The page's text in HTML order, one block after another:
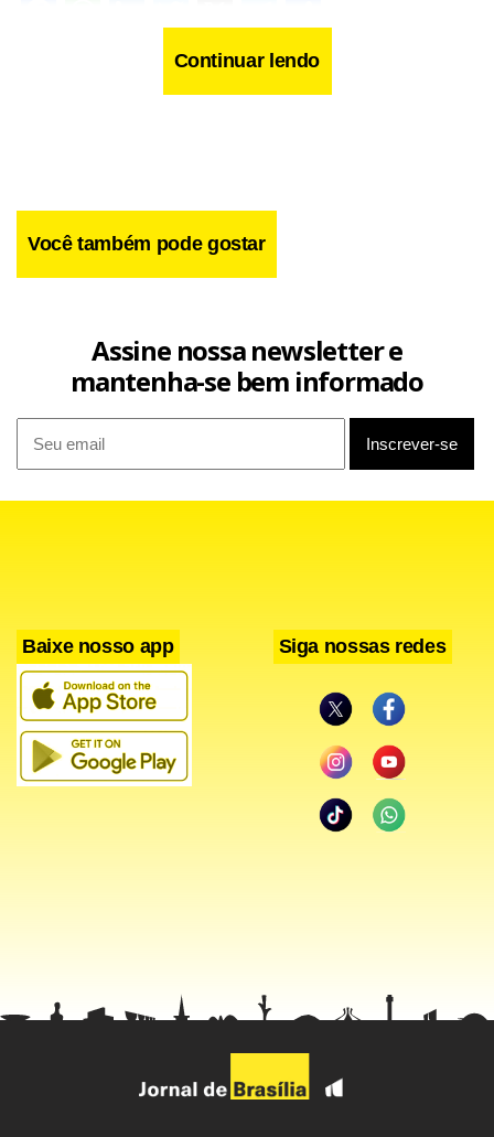
Continuar lendo
Você também pode gostar
Assine nossa newsletter e
mantenha-se bem informado
Baixe nosso app Siga nossas redes